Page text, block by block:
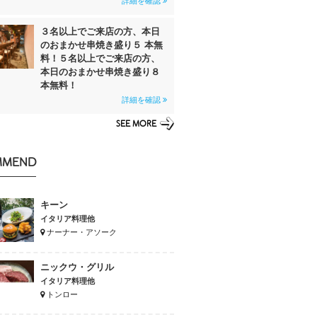
３名以上でご来店の方、本日
のおまかせ串焼き盛り５ 本無
料！５名以上でご来店の方、
本日のおまかせ串焼き盛り８
本無料！
詳細を確認
SEE MORE
キーン
イタリア料理他
ナーナー・アソーク
ニックウ・グリル
イタリア料理他
トンロー